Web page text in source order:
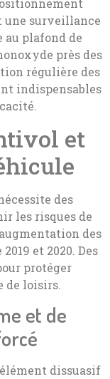
une surveillance
au plafond de
près des
régulière des
indispensables
et
des
les risques de
des
et 2020. Des
protéger
de loisirs.
et de
dissuasif